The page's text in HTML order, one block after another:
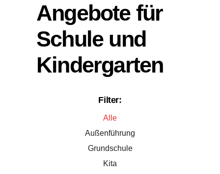
Angebote für
Schule und
Kindergarten
Filter:
Alle
Außenführung
Grundschule
Kita